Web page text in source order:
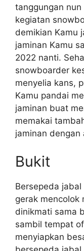
tanggungan
kegiatan
demikian Kamu
jaminan Kamu
2022 nanti.
snowboarder
menyelia kans,
Kamu pandai
jaminan buat
memakai
jaminan dengan
Bukit
Bersepeda
gerak mencolok
dinikmati sama
sambil tempat
menyiapkan